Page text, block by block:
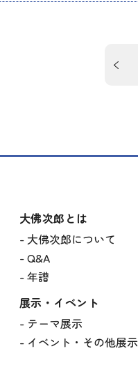
大佛次郎とは
大佛次郎について
Q&A
年譜
展示・イベント
テーマ展示
イベント・その他展示